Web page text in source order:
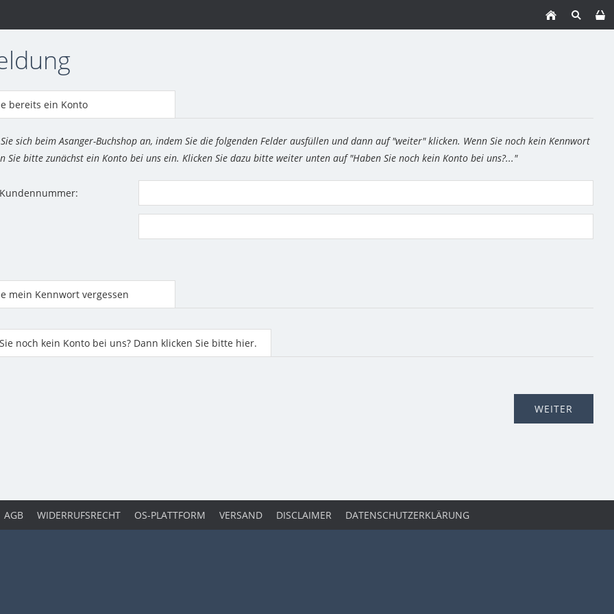
bereits ein Konto
sich beim Asanger-Buchshop an, indem Sie die folgenden Felder ausfüllen und dann auf "weiter" klicken. Wenn Sie noch kein Kennwort
Sie bitte zunächst ein Konto bei uns ein. Klicken Sie dazu bitte weiter unten auf "Haben Sie noch kein Konto bei uns?..."
mein Kennwort vergessen
noch kein Konto bei uns? Dann klicken Sie bitte hier.
AGB WIDERRUFSRECHT OS-PLATTFORM VERSAND DISCLAIMER DATENSCHUTZERKLÄRUNG